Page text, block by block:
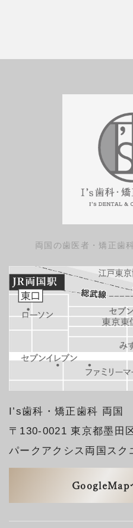
両国の歯医者・矯正歯科
I’s歯科・矯正歯科 両国
〒130-0021 東京都墨田
パークアクシス両国スク
GoogleMap